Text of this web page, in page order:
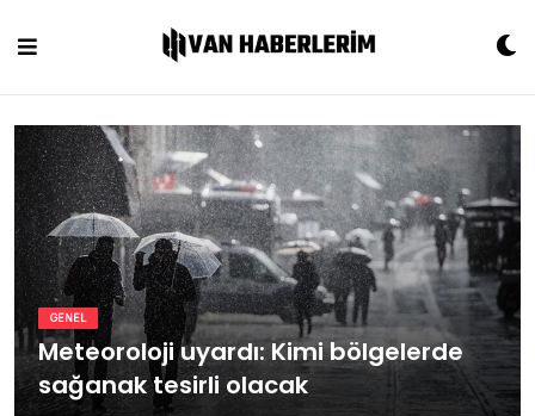
content
GENEL
Meteoroloji uyardı: Kimi bölgelerde
sağanak tesirli olacak